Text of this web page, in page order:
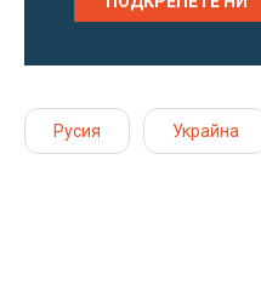
Русия Украйна